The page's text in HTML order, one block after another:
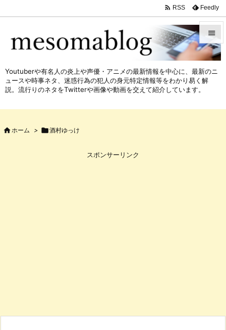



 RSS Feedly
Youtuberや有名人の炎上や声優・アニメの最新情報を中心に、最新のニ
ュースや時事ネタ、迷惑行為の犯人の身元特定情報等をわかり易く解
説。流行りのネタをTwitterや画像や動画を交えて紹介しています。
 ホーム > 酒村ゆっけ
スポンサーリンク